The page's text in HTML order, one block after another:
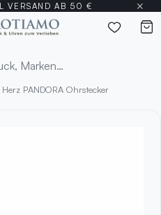
VERSAND AB 50 € ×
PANDORA Ohrstecker